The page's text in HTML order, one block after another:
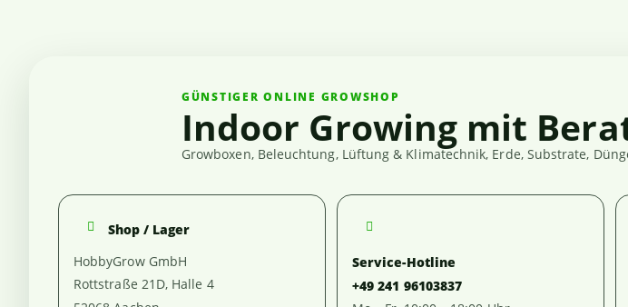
GÜNSTIGER ONLINE GROWSHOP
Indoor Growing mit
Growboxen, Beleuchtung, Lüftung & Klimatechnik, Erde, Substrate,
Shop / Lager
HobbyGrow GmbH
Rottstraße 21D, Halle 4
Service-Hotline
+49 241 96103837